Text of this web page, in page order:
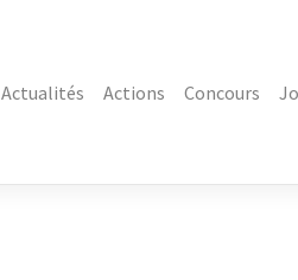
Actualités Actions Concours